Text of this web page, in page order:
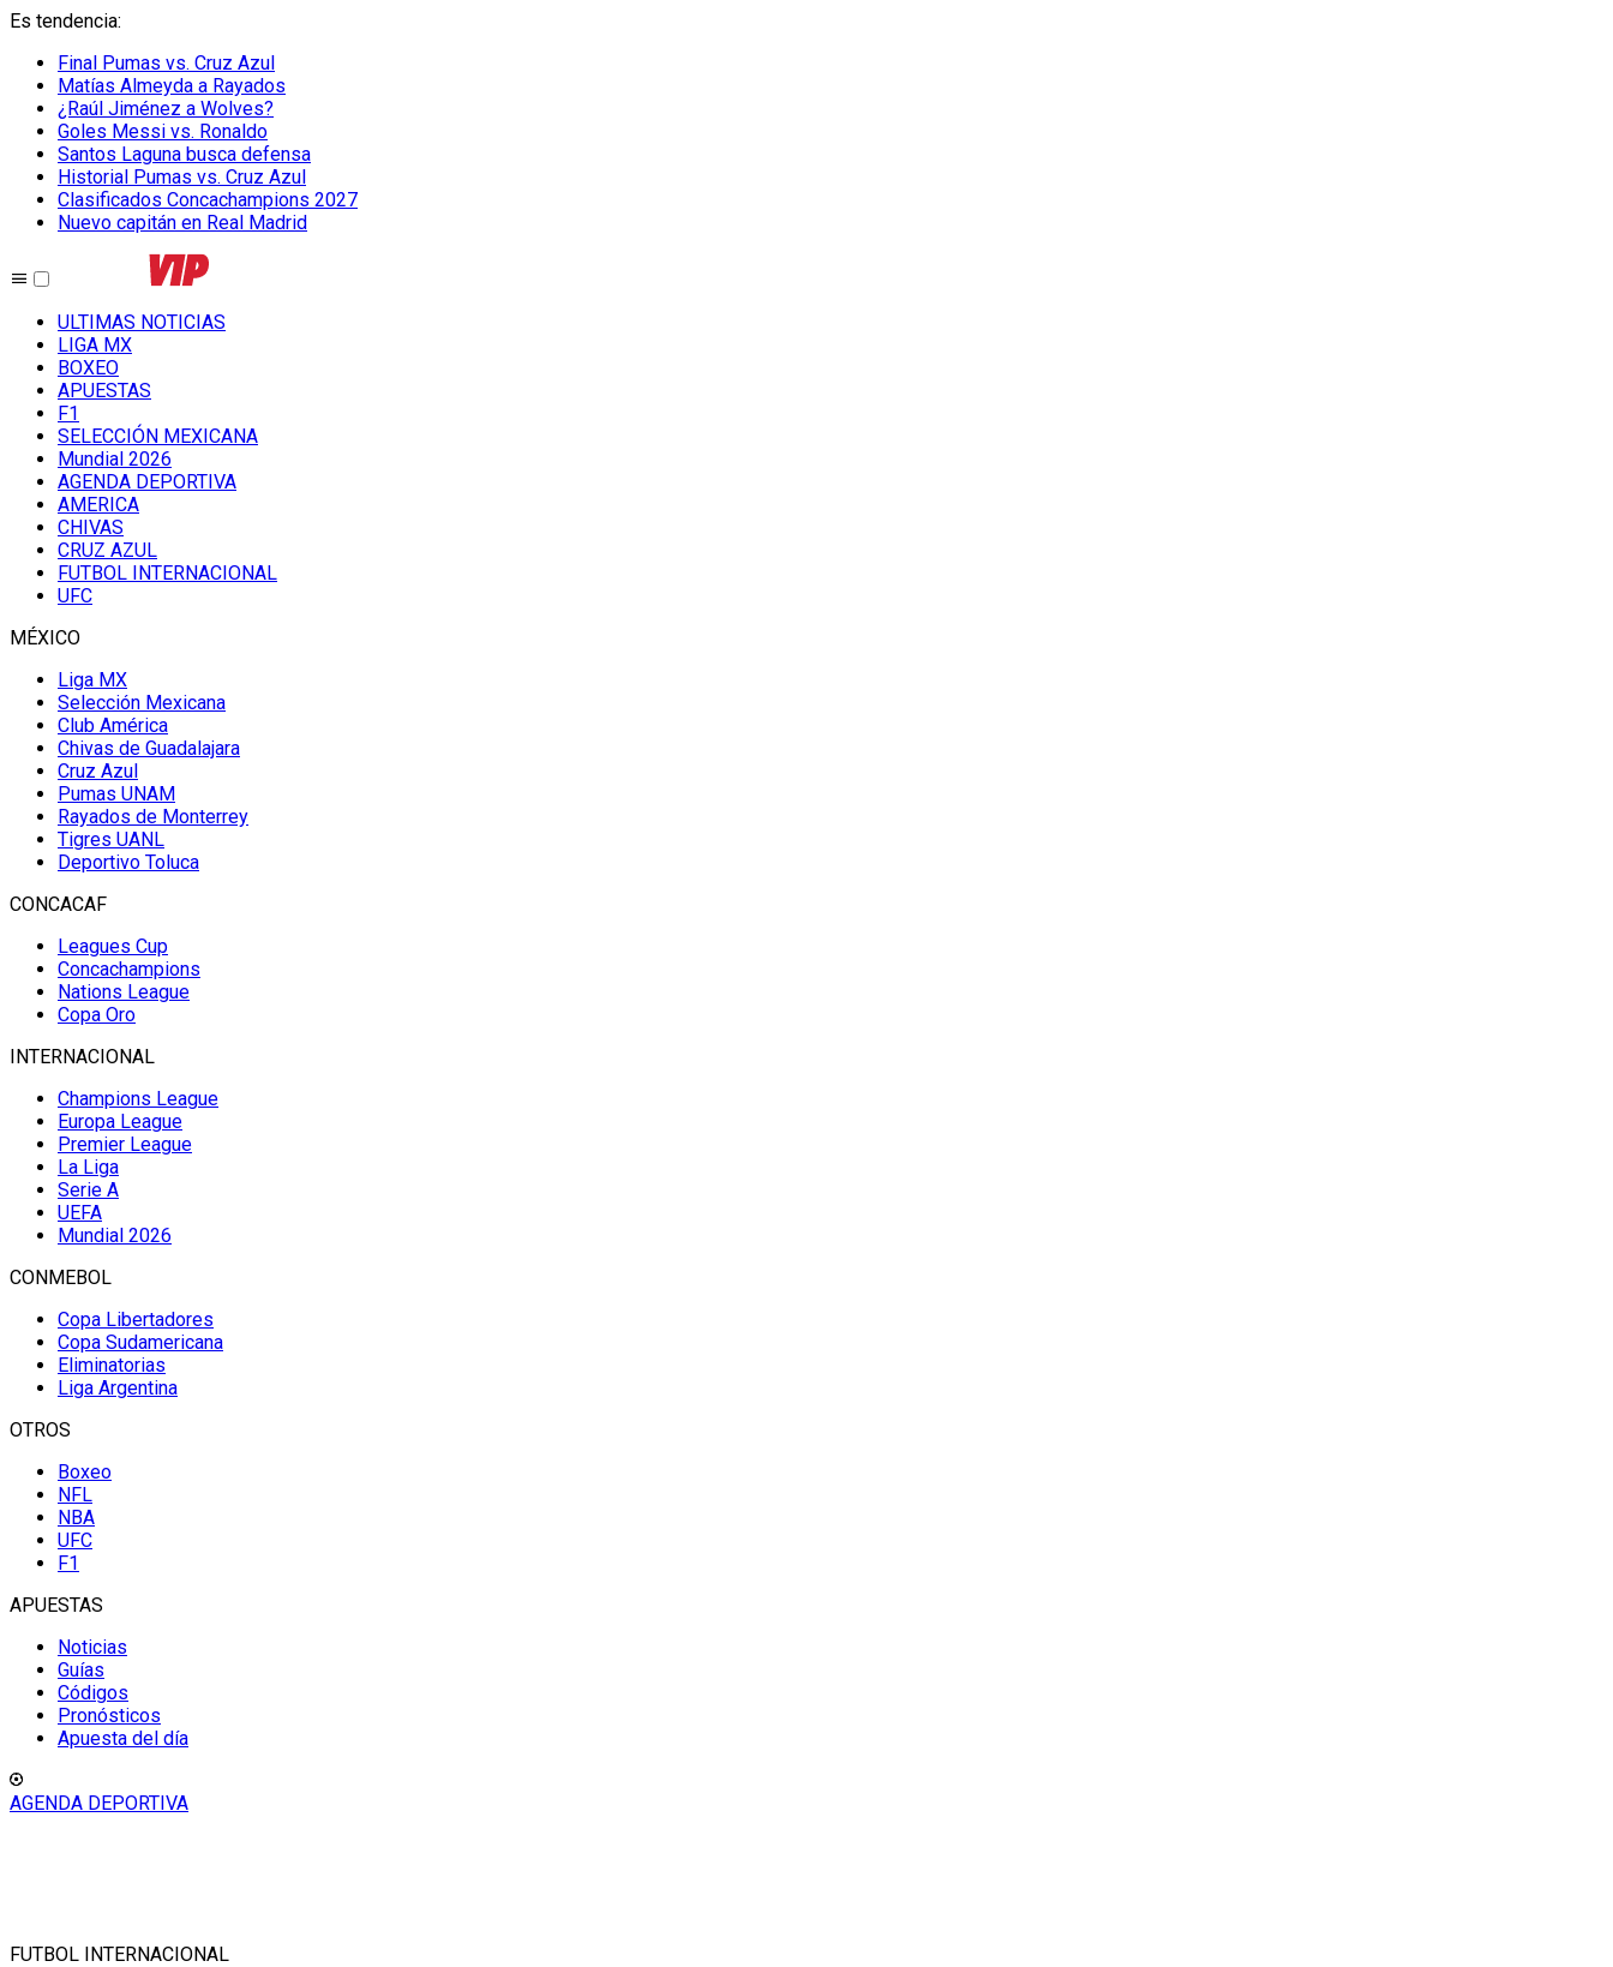
Es tendencia:
Final Pumas vs. Cruz Azul
Matías Almeyda a Rayados
¿Raúl Jiménez a Wolves?
Goles Messi vs. Ronaldo
Santos Laguna busca defensa
Historial Pumas vs. Cruz Azul
Clasificados Concachampions 2027
Nuevo capitán en Real Madrid
ULTIMAS NOTICIAS
LIGA MX
BOXEO
APUESTAS
F1
SELECCIÓN MEXICANA
Mundial 2026
AGENDA DEPORTIVA
AMERICA
CHIVAS
CRUZ AZUL
FUTBOL INTERNACIONAL
UFC
MÉXICO
Liga MX
Selección Mexicana
Club América
Chivas de Guadalajara
Cruz Azul
Pumas UNAM
Rayados de Monterrey
Tigres UANL
Deportivo Toluca
CONCACAF
Leagues Cup
Concachampions
Nations League
Copa Oro
INTERNACIONAL
Champions League
Europa League
Premier League
La Liga
Serie A
UEFA
Mundial 2026
CONMEBOL
Copa Libertadores
Copa Sudamericana
Eliminatorias
Liga Argentina
OTROS
Boxeo
NFL
NBA
UFC
F1
APUESTAS
Noticias
Guías
Códigos
Pronósticos
Apuesta del día
AGENDA DEPORTIVA
FUTBOL INTERNACIONAL